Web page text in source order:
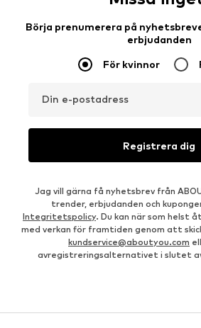
Börja prenumerera på
erbjudanden
För kvinnor
Din e-postadress
Registrera dig
Jag vill gärna få nyhetsbrev från
trender, erbjudanden och
Integritetspolicy. Du kan när som helst
med verkan för framtiden genom att
kundservice@aboutyou.com
avregistreringsalternativet i slutet